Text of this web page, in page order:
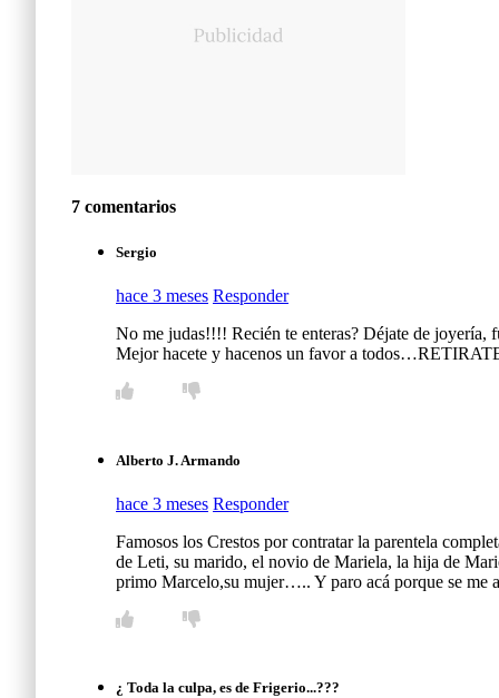
7 comentarios
Sergio
hace 3 meses Responder
No me judas!!!! Recién te enteras? Déjate de joyería,
Mejor hacete y hacenos un favor a
Alberto J. Armando
hace 3 meses Responder
Famosos los Crestos por contratar la parentela
de Leti, su marido, el novio de Mariela, la hija de
primo Marcelo,su mujer….. Y paro acá porque se me
¿ Toda la culpa, es de Frigerio...???